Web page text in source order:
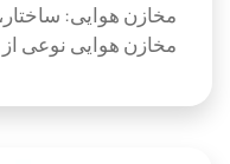
مخازن هوایی: ساختار،
مخازن هوایی نوعی از